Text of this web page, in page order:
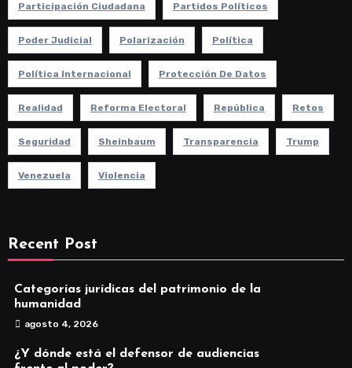
Participación Ciudadana Partidos Políticos
Poder Judicial Polarización Política
Política Internacional Protección De Datos
Realidad Reforma Electoral República Retos
Seguridad Sheinbaum Transparencia Trump
Venezuela Violencia
Recent Post
Categorías jurídicas del patrimonio de la
humanidad
agosto 4, 2026
¿Y dónde está el defensor de audiencias